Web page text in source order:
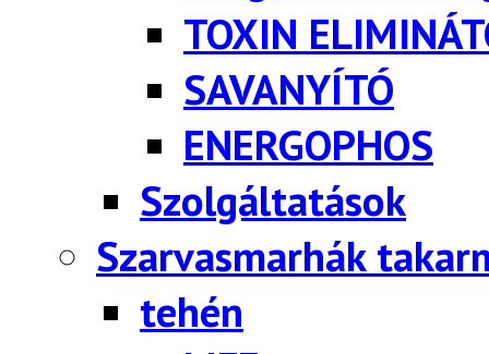
TOXIN
SAVANYÍTÓ
ENERGOPHOS
Szolgáltatások
Szarvasmarhák
tehén